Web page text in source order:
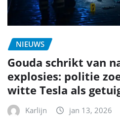
NIEUWS
Gouda schrikt van
explosies: politie
witte Tesla als
Karlijn jan 13, 2026